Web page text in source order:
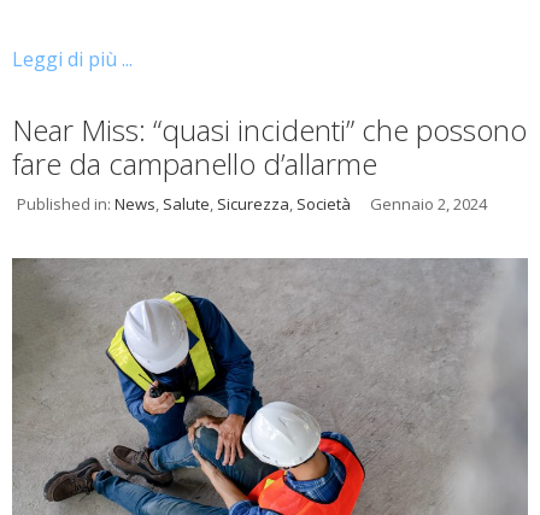
Leggi di più ...
Near Miss: “quasi incidenti” che possono
fare da campanello d’allarme
Published in: News, Salute, Sicurezza, Società Gennaio 2, 2024